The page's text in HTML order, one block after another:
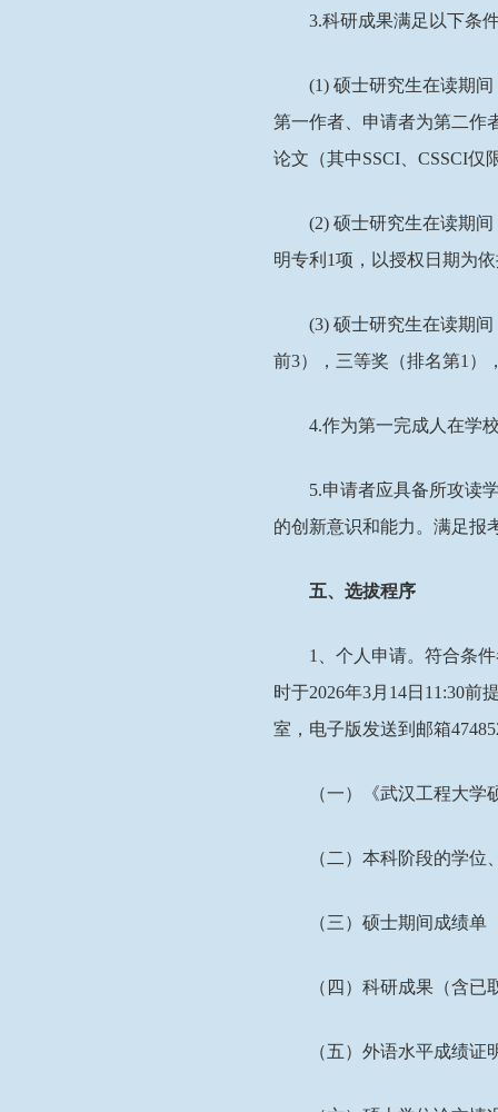
3.科研成果满足以下条
(1) 硕士研究生在读期间
第一作者、申请者为第二作
论文 （其中SSCI CSSCI仅
(2) 硕士研究生在读期间
明专利 1项，以授权日期为
(3) 硕士研究生在读期间
前3），三等奖（排名第1 ）
4.作为第一完成人在学
5.申请者应具备所攻读
的创新意识和能力。满足报
五、选拔程序
1
、个人申请。符合条
时于2026年3月 14日 11:30前
室， 电子版发送到邮箱
（一）《武汉工程大学
（ 二 ）本科阶段的学位
（三）硕士期间成绩单
（ 四 ）科研成果（含已
（五）外语水平成绩证